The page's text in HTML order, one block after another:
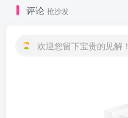
评论 抢沙发
欢迎您留下宝贵的见解！